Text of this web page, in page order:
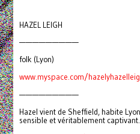
HAZEL LEIGH
—————————
folk (Lyon)
www.myspace.com/
—————————
Hazel vient de Sheffield, habite
sensible et véritablement